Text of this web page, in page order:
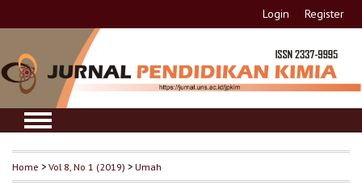
Login Register
Home >Vol 8, No 1 (2019) >Umah